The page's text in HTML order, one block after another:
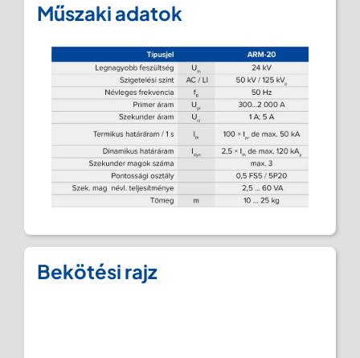
Műszaki adatok
Bekötési rajz